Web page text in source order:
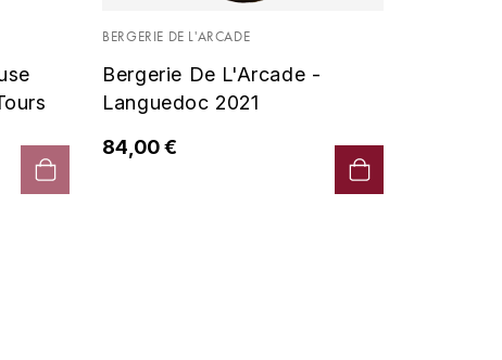
BERGERIE DE L'ARCADE
Bergerie De L'Arcade -
Languedoc 2021
84,00 €